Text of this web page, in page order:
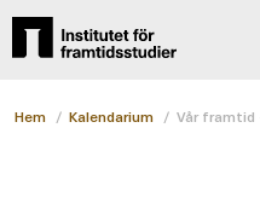
Hem / Kalendarium / Vår framtid